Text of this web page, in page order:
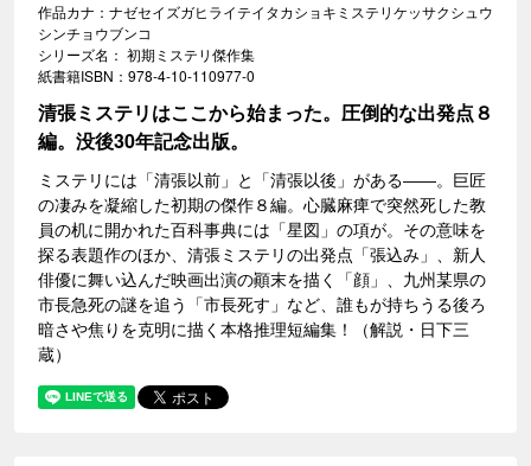
作品カナ：ナゼセイズガヒライテイタカショキミステリケッサクシュウ
シンチョウブンコ
シリーズ名： 初期ミステリ傑作集
紙書籍ISBN：978-4-10-110977-0
清張ミステリはここから始まった。圧倒的な出発点８
編。没後30年記念出版。
ミステリには「清張以前」と「清張以後」がある――。巨匠
の凄みを凝縮した初期の傑作８編。心臓麻痺で突然死した教
員の机に開かれた百科事典には「星図」の項が。その意味を
探る表題作のほか、清張ミステリの出発点「張込み」、新人
俳優に舞い込んだ映画出演の顚末を描く「顔」、九州某県の
市長急死の謎を追う「市長死す」など、誰もが持ちうる後ろ
暗さや焦りを克明に描く本格推理短編集！（解説・日下三
蔵）